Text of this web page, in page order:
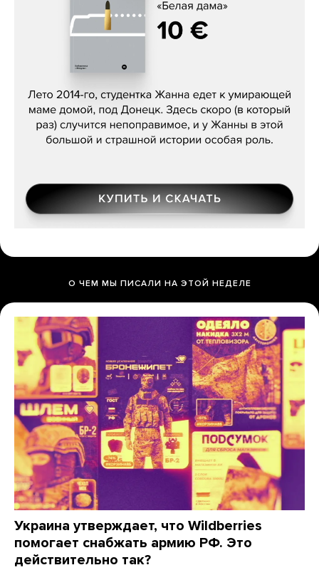
Сергей Лебедев, «Белая дама»
О ЧЕМ МЫ ПИСАЛИ НА ЭТОЙ НЕДЕЛЕ
Украина утверждает, что Wildberries
помогает снабжать армию РФ. Это
действительно так?